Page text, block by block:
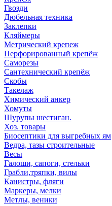
Гвозди
Дюбельная техника
Заклепки
Кляймеры
Метрический крепеж
Перфорированный крепёж
Саморезы
Сантехнический крепёж
Скобы
Такелаж
Химический анкер
Хомуты
Шурупы шестиган.
Хоз. товары
Биосептики для выгребных ям
Ведра, тазы строительные
Весы
Галоши, сапоги, стельки
Грабли,тряпки, вилы
Канистры, фляги
Маркеры, мелки
Метлы, веники